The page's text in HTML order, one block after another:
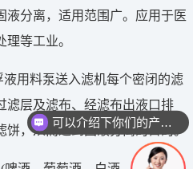
液分离，适用范围广。应用于医
等工业。
用料泵送入滤机每个密闭的滤
滤层及滤布、经滤布出液口排
饼，从而达到固液分离的目的。
可以介绍下你们的产品么
你们是怎么收费的呢